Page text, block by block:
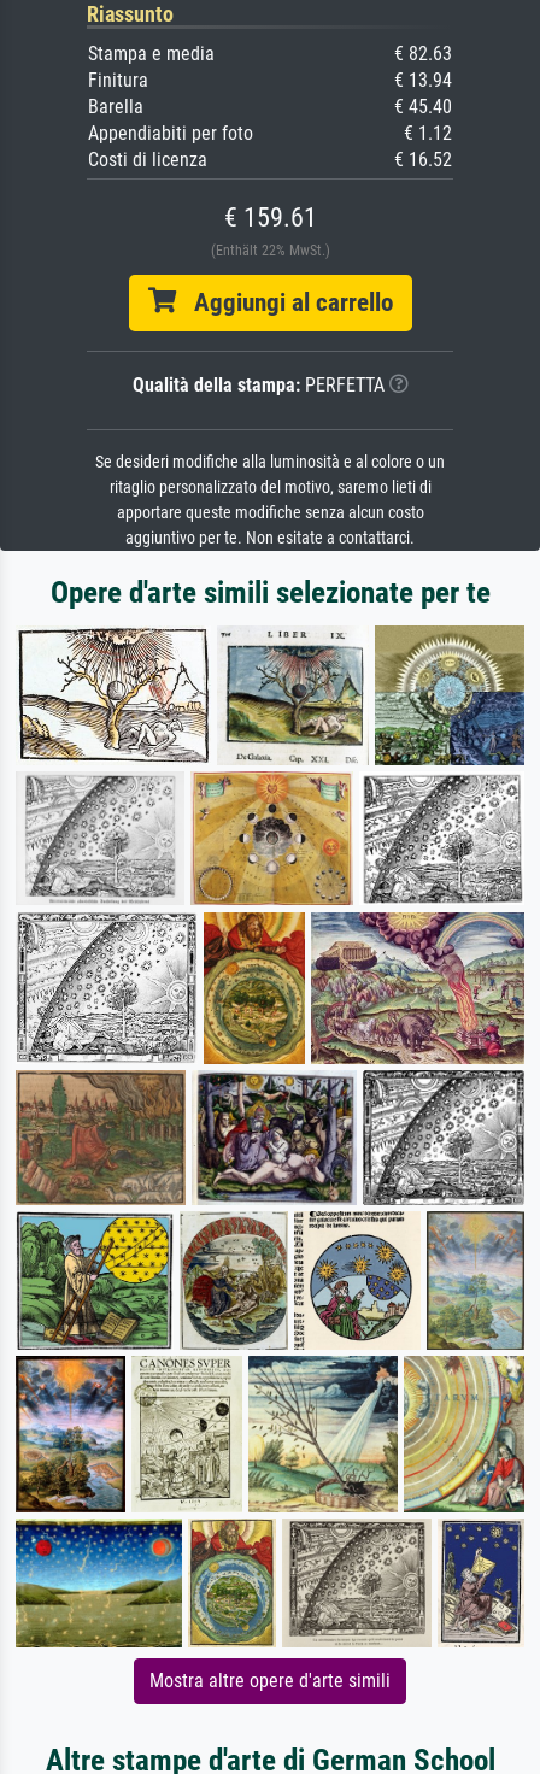
Riassunto
Stampa e media
€ 82.63
Finitura
€ 13.94
Barella
€ 45.40
Appendiabiti per foto
€ 1.12
Costi di licenza
€ 16.52
€ 159.61
(Enthält 22% MwSt.)
Aggiungi al carrello
Qualità della stampa:PERFETTA
Se desideri modifiche alla luminosità e al colore o un
ritaglio personalizzato del motivo, saremo lieti di
apportare queste modifiche senza alcun costo
aggiuntivo per te. Non esitate a contattarci.
Opere d'arte simili selezionate per te
Mostra altre opere d'arte simili
Altre stampe d'arte di German School